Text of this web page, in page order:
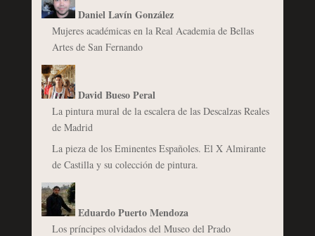
Daniel Lavín González
Mujeres académicas en la Real Academia de Bellas
Artes de San Fernando
David Bueso Peral
La pintura mural de la escalera de las Descalzas Reales
de Madrid
La pieza de los Eminentes Españoles. El X Almirante
de Castilla y su colección de pintura.
Eduardo Puerto Mendoza
Los príncipes olvidados del Museo del Prado